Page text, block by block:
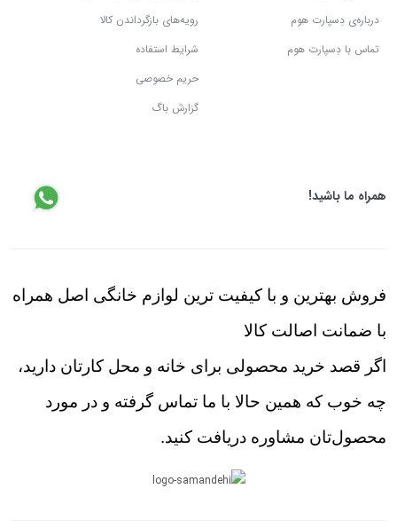
درباره‌ی دِسپارت هوم
تماس با دِسپارت هوم
رویه‌های بازگرداندن کالا
شرایط استفاده
حریم خصوصی
گزارش باگ
همراه ما باشید!
فروش بهترین و با کیفیت ترین لوازم خانگی اصل همراه
با ضمانت اصالت کالا
اگر قصد خرید محصولی برای خانه و محل کارتان دارید،
چه خوب که همین حالا با ما تماس گرفته و در مورد
محصول‌تان مشاوره دریافت کنید.